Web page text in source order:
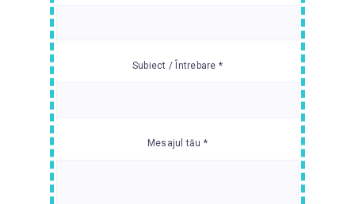
Subiect / Întrebare *
Mesajul tău *